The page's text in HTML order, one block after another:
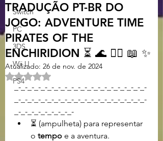
Switch
PC
3DS
Wii U
PS4
TRADUÇÃO PT-BR DO
JOGO: ADVENTURE TIME
PIRATES OF THE
ENCHIRIDION ⏳ 🌊 🏴‍☠️ 📖 ✨
Atualizado: 26 de nov. de 2024
Avaliado com NaN de 5 estrelas.
_-_-_-_-_-_-_-_-_-_-_-_-_-_-_-_-_-_-_-_-
_-_-_-_-_-_-_-_-_-_-_-_-_-_-_-_-_-_-_-_-
_-_-_-_-_-_-_-_-_-
⏳ (ampulheta) para representar
o tempo e a aventura.